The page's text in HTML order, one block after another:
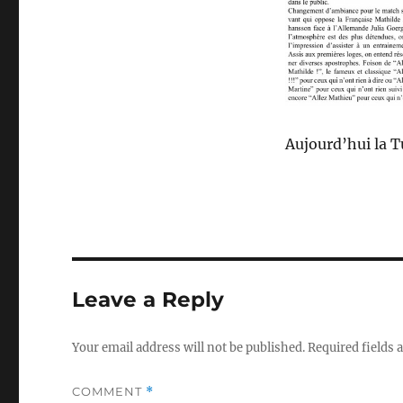
Aujourd’hui la
Leave a Reply
Your email address will not be published.Required fields
COMMENT *